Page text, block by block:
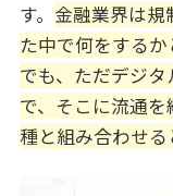
す。 金融業界は規
た中で何をするか
でも、ただデジ
で、そこに流通
種と組み合わせる